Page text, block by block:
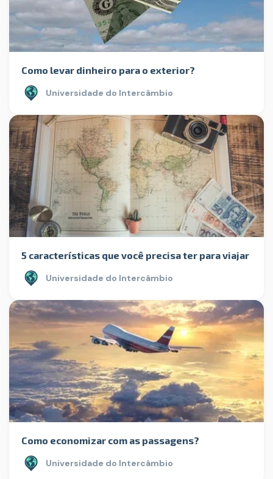
Como levar dinheiro para o exterior?
Universidade do Intercâmbio
5 características que você precisa ter para viajar
Universidade do Intercâmbio
Como economizar com as passagens?
Universidade do Intercâmbio